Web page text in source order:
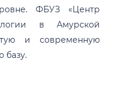
ФБУЗ «Центр
в Амурской
и современную
базу.